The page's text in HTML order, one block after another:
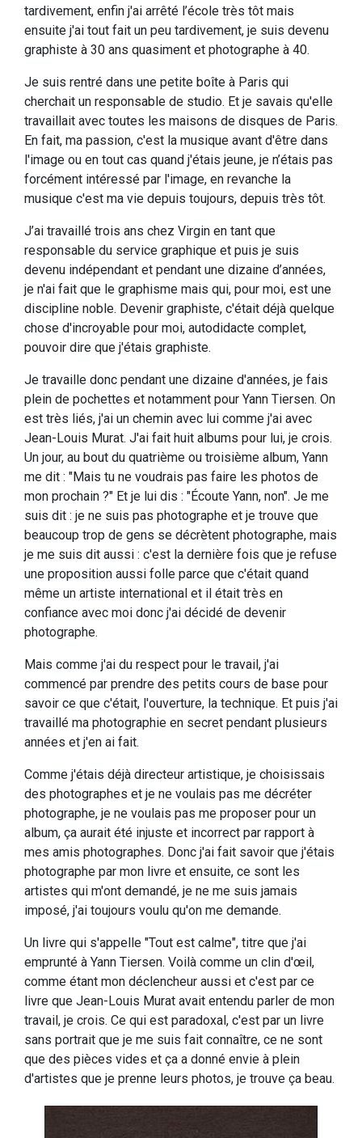
tardivement, enfin j'ai arrêté l’école très tôt mais
ensuite j'ai tout fait un peu tardivement, je suis devenu
graphiste à 30 ans quasiment et photographe à 40.
Je suis rentré dans une petite boîte à Paris qui
cherchait un responsable de studio. Et je savais qu'elle
travaillait avec toutes les maisons de disques de Paris.
En fait, ma passion, c'est la musique avant d'être dans
l'image ou en tout cas quand j'étais jeune, je n’étais pas
forcément intéressé par l'image, en revanche la
musique c'est ma vie depuis toujours, depuis très tôt.
J’ai travaillé trois ans chez Virgin en tant que
responsable du service graphique et puis je suis
devenu indépendant et pendant une dizaine d’années,
je n'ai fait que le graphisme mais qui, pour moi, est une
discipline noble. Devenir graphiste, c'était déjà quelque
chose d'incroyable pour moi, autodidacte complet,
pouvoir dire que j'étais graphiste.
Je travaille donc pendant une dizaine d'années, je fais
plein de pochettes et notamment pour Yann Tiersen. On
est très liés, j'ai un chemin avec lui comme j'ai avec
Jean-Louis Murat. J'ai fait huit albums pour lui, je crois.
Un jour, au bout du quatrième ou troisième album, Yann
me dit : "Mais tu ne voudrais pas faire les photos de
mon prochain ?" Et je lui dis : "Écoute Yann, non". Je me
suis dit : je ne suis pas photographe et je trouve que
beaucoup trop de gens se décrètent photographe, mais
je me suis dit aussi : c'est la dernière fois que je refuse
une proposition aussi folle parce que c'était quand
même un artiste international et il était très en
confiance avec moi donc j'ai décidé de devenir
photographe.
Mais comme j'ai du respect pour le travail, j'ai
commencé par prendre des petits cours de base pour
savoir ce que c'était, l'ouverture, la technique. Et puis j'ai
travaillé ma photographie en secret pendant plusieurs
années et j'en ai fait.
Comme j'étais déjà directeur artistique, je choisissais
des photographes et je ne voulais pas me décréter
photographe, je ne voulais pas me proposer pour un
album, ça aurait été injuste et incorrect par rapport à
mes amis photographes. Donc j'ai fait savoir que j'étais
photographe par mon livre et ensuite, ce sont les
artistes qui m'ont demandé, je ne me suis jamais
imposé, j'ai toujours voulu qu'on me demande.
Un livre qui s'appelle "Tout est calme", titre que j'ai
emprunté à Yann Tiersen. Voilà comme un clin d'œil,
comme étant mon déclencheur aussi et c'est par ce
livre que Jean-Louis Murat avait entendu parler de mon
travail, je crois. Ce qui est paradoxal, c'est par un livre
sans portrait que je me suis fait connaître, ce ne sont
que des pièces vides et ça a donné envie à plein
d'artistes que je prenne leurs photos, je trouve ça beau.